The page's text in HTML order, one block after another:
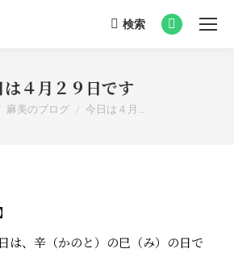
Search:
検索
Facebook
は４月２９日です
here:
麻美のブログ 今日は４月…
は、辛（かのと）の巳（み）の日で